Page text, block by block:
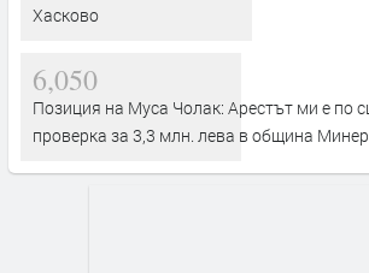
Хасково
6,050
Позиция на Муса Чолак: Арестът ми е по
проверка за 3,3 млн. лева в община